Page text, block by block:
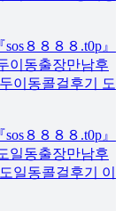
８８８８.t0p』
이동출장만남후
이동콜걸후기 도
８８８８.t0p』
일동출장만남후
일동콜걸후기 이